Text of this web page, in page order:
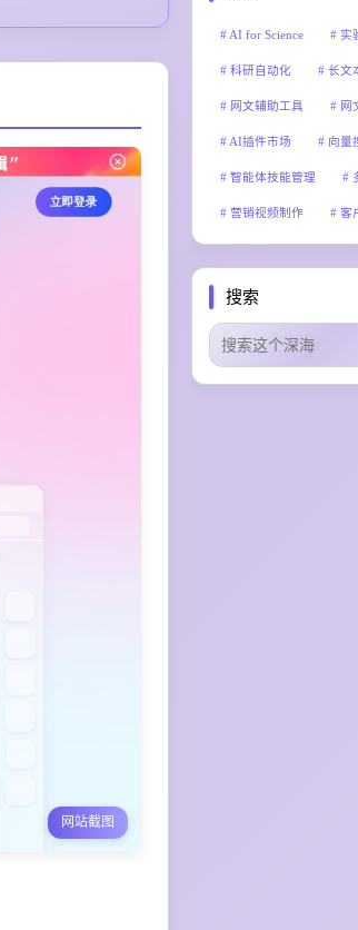
网站截图
AI for Science 实
科研自动化 长文
网文辅助工具 网
AI插件市场 向量
智能体技能管理
营销视频制作 客
OC创作 AI漫画生
搜索